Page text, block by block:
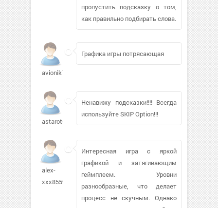
пропустить подсказку о том,
как правильно подбирать слова.
avionik777
Графика игры потрясающая
astarot611593
Ненавижу подсказки!!!! Всегда
используйте SKIP Option!!!
alex-
xxx85599
Интересная игра с яркой
графикой и затягивающим
геймплеем. Уровни
разнообразные, что делает
процесс не скучным. Однако